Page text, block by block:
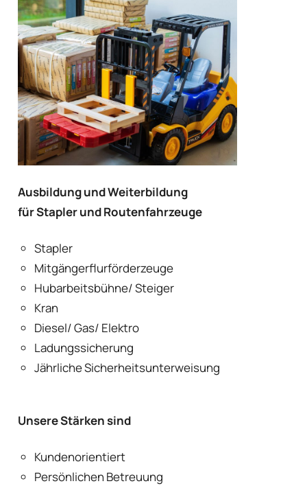
Ausbildung und Weiterbildung
für Stapler und Routenfahrzeuge
Stapler
Mitgängerflurförderzeuge
Hubarbeitsbühne/ Steiger
Kran
Diesel/ Gas/ Elektro
Ladungssicherung
Jährliche Sicherheitsunterweisung
Unsere Stärken sind
Kundenorientiert
Persönlichen Betreuung